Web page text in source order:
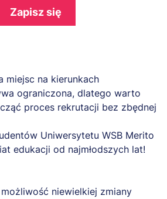
Zapisz się
miejsc na kierunkach
ograniczona, dlatego warto
proces rekrutacji bez zbędnej
Uniwersytetu WSB Merito
edukacji od najmłodszych lat!
niewielkiej zmiany